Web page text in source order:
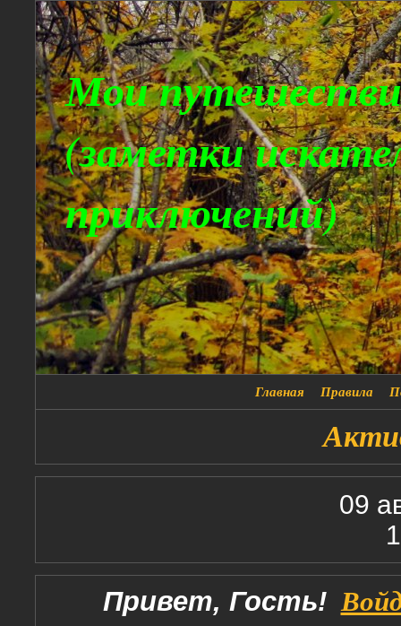
Мои
(заметки
приключений)
Главная Правила
09
Привет, Гость!